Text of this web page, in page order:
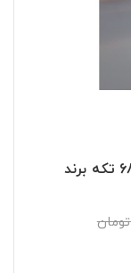
ست دریل و پیچ گوشتی شارژی 68 تکه برند